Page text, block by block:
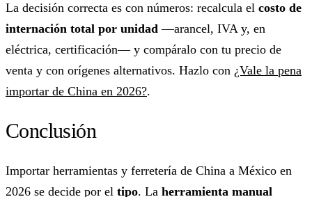
La decisión correcta es con números: recalcula el costo de
internación total por unidad —arancel, IVA y, en
eléctrica, certificación— y compáralo con tu precio de
venta y con orígenes alternativos. Hazlo con ¿Vale la pena
importar de China en 2026?.
Conclusión
Importar herramientas y ferretería de China a México en
2026 se decide por el tipo. La herramienta manual